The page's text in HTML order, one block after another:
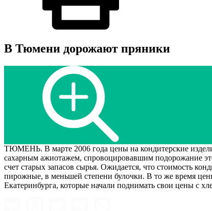
В Тюмени дорожают пряники
ТЮМЕНЬ. В марте 2006 года цены на кондитерские
сахарным ажиотажем, спровоцировавшим подорожание
счет старых запасов сырья. Ожидается, что стоимость
пирожные, в меньшей степени булочки. В то же время
Екатеринбурга, которые начали поднимать свои цены с